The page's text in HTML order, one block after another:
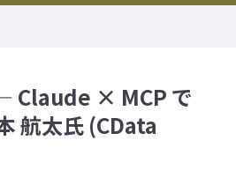
Claude × MCP で
航太氏 (CData